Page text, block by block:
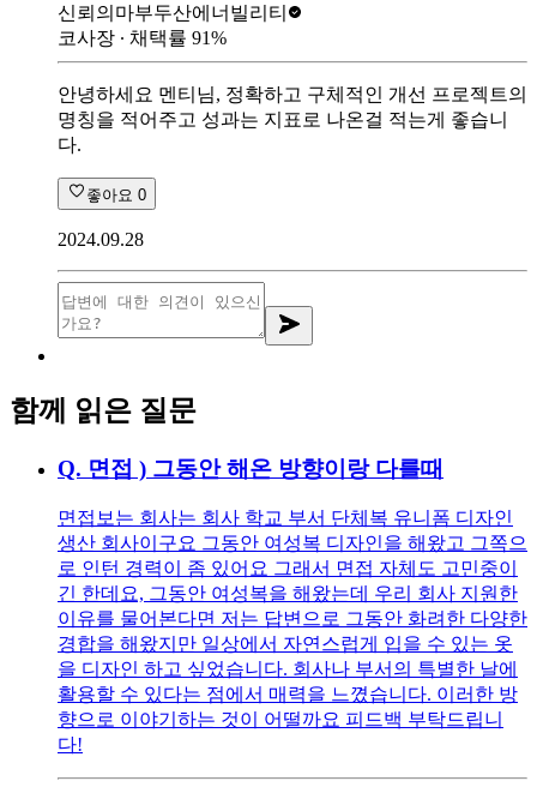
신뢰의마부두산에너빌리티
코사장 ∙ 채택률 91%
안녕하세요 멘티님, 정확하고 구체적인 개선 프로젝트의
명칭을 적어주고 성과는 지표로 나온걸 적는게 좋습니
다.
좋아요 0
2024.09.28
함께 읽은 질문
Q. 면접 ) 그동안 해온 방향이랑 다를때
면접보는 회사는 회사 학교 부서 단체복 유니폼 디자인
생산 회사이구요 그동안 여성복 디자인을 해왔고 그쪽으
로 인턴 경력이 좀 있어요 그래서 면접 자체도 고민중이
긴 한데요, 그동안 여성복을 해왔는데 우리 회사 지원한
이유를 물어본다면 저는 답변으로 그동안 화려한 다양한
경합을 해왔지만 일상에서 자연스럽게 입을 수 있는 옷
을 디자인 하고 싶었습니다. 회사나 부서의 특별한 날에
활용할 수 있다는 점에서 매력을 느꼈습니다. 이러한 방
향으로 이야기하는 것이 어떨까요 피드백 부탁드립니
다!